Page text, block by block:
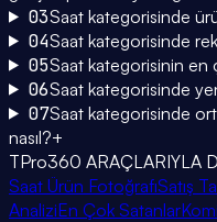
03Saat kategorisinde
04Saat kategorisinde
05Saat kategorisinin en
06Saat kategorisinde
07Saat kategorisinde
nasıl?+
TPro360 ARAÇLARIYLA
Saat Ürün FotoğrafıSatış
AnaliziEn Çok Satanlar